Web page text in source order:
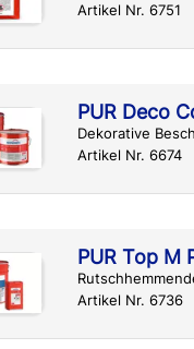
Artikel Nr. 6751
PUR Deco
Dekorative
Artikel Nr. 6674
PUR Top M
Artikel Nr. 6736